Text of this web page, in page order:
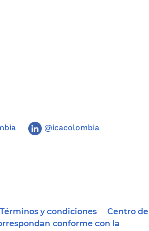
@icacolombia
Términos y condiciones
Centro de
conforme con la